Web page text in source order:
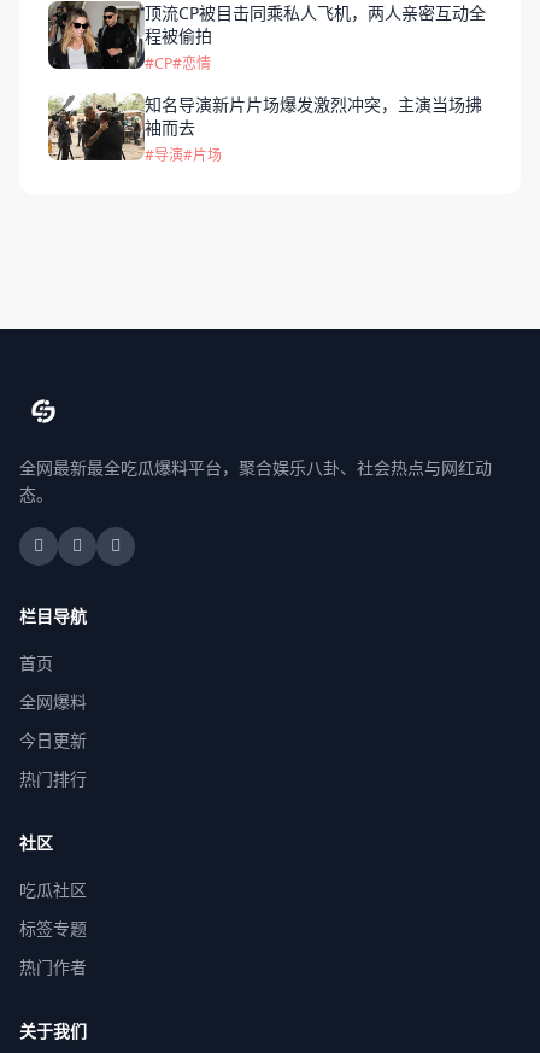
顶流CP被目击同乘私人飞机，两人亲密互动全
程被偷拍
#CP#恋情
知名导演新片片场爆发激烈冲突，主演当场拂
袖而去
#导演#片场
全网最新最全吃瓜爆料平台，聚合娱乐八卦、社会热点与网红动
态。
栏目导航
首页
全网爆料
今日更新
热门排行
社区
吃瓜社区
标签专题
热门作者
关于我们